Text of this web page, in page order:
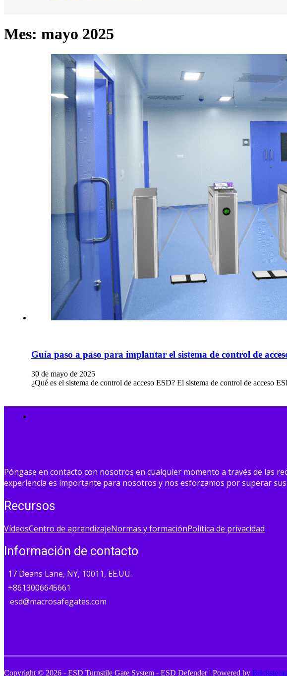
Mes: mayo 2025
Guía paso a paso para implantar el sistema de control de
30 de mayo de 2025
¿Qué es el sistema de control de acceso ESD? El sistema de control de acceso
Póngase en contacto con nosotros en cualquier momento a través de las
experiencia es importante para nosotros y nos esforzamos por superar
Recursos
VídeosCentro de aprendizajeNormas y formaciónPolítica de privacidad
Información de contacto
17 Deans Lane, NY, 10011, EE.UU.
+8613006645661
esd@macrosafegates.com
Copyright © 2026 - ESD Turnstile Gate System - ESD Defender | Powered by